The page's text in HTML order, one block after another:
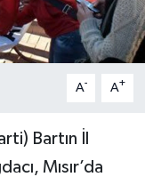
A- A+
Bartın İl
Mısır’da